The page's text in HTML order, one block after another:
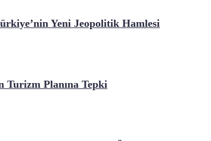
Yeni Jeopolitik Hamlesi
Turizm Planına Tepki